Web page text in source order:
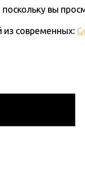
поскольку вы
из современных: